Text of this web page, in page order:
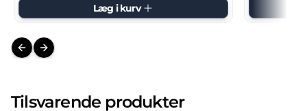
Læg i kurv
Previous slide
Next slide
Tilsvarende produkter